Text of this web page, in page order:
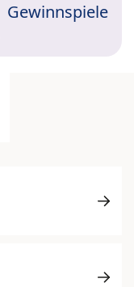
Gewinnspiele